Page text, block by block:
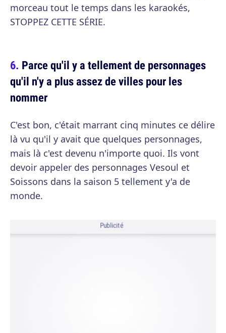
morceau tout le temps dans les karaokés,
STOPPEZ CETTE SÉRIE.
Parce qu'il y a tellement de personnages
qu'il n'y a plus assez de villes pour les
nommer
C'est bon, c'était marrant cinq minutes ce délire
là vu qu'il y avait que quelques personnages,
mais là c'est devenu n'importe quoi. Ils vont
devoir appeler des personnages Vesoul et
Soissons dans la saison 5 tellement y'a de
monde.
Publicité